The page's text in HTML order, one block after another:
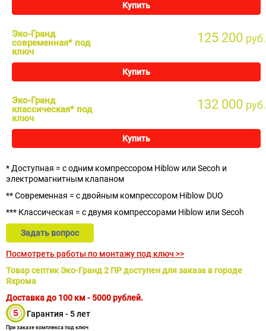
Купить
125 200 руб.
Эко-Гранд
современная* под
ключ
Купить
132 000 руб.
Эко-Гранд
классическая* под
ключ
Купить
* Доступная = с одним компрессором Hiblow или Secoh и
электромагнитным клапаном
** Современная = с двойным компрессором Hiblow DUO
*** Классическая = с двумя компрессорами Hiblow или Secoh
Задать вопрос
Посмотреть работы по монтажу под ключ >>
Товар септик Эко-Гранд 2 ПР доступен для заказа в городе
Яхрома
Доставка до 100 км - 5000 рублей.
Гарантия - 5 лет
При заказе комплекса под ключ